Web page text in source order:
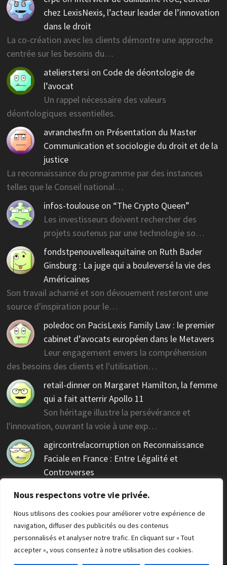
Nous respectons votre vie privée.
Nous utilisons des cookies pour améliorer votre expérience de
navigation, diffuser des publicités ou des contenus
personnalisés et analyser notre trafic. En cliquant sur « Tout
accepter », vous consentez à notre utilisation des cookies.
chez LexisNexis, l’acteur leader de l’innovation
dans le droit
La co-création avec les clients démontre une approche
centrée sur les besoins du…
atelierstersi on Code de déontologie de
l’avocat
Un rappel nécessaire des valeurs
déontologiques essentielles.
avranchesfm on Présentation du Master
Communication et sociologie du droit et de la
justice
La reconnaissance du programme par des instances
telles que le Conseil national…
infos-toulouse on “The Crypto Queen”
Les investisseurs doivent rechercher des
projets soutenus par une technologie so…
fondstpenouvelleaquitaine on Ruth Bader
Ginsburg : La juge qui a bouleversé la vie des
Américaines
Son travail acharné et son dévouement resteront une
source d'inspiration pour le…
poledoc on PacisLexis Family Law : le premier
cabinet d’avocats européen dans le Metavers
Leur engagement envers la compréhension
des besoins des clients et l'utilisation…
retail-dinner on Margaret Hamilton, la femme
qui a fait atterrir Apollo 11
Son héritage illustre la persévérance et
l'innovation, ouvrant la voie à une exp…
agircontrelacorruption on Reconnaissance
Faciale en France : Entre Légalité et
Controverses
guider cette technologie contr…